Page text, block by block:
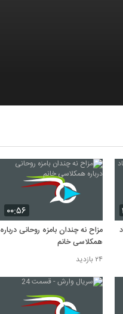
۰۰:۵۶
مزاح نه چندان بامزه روحانی درباره
همکلاسی خانم
۲۴ بازدید